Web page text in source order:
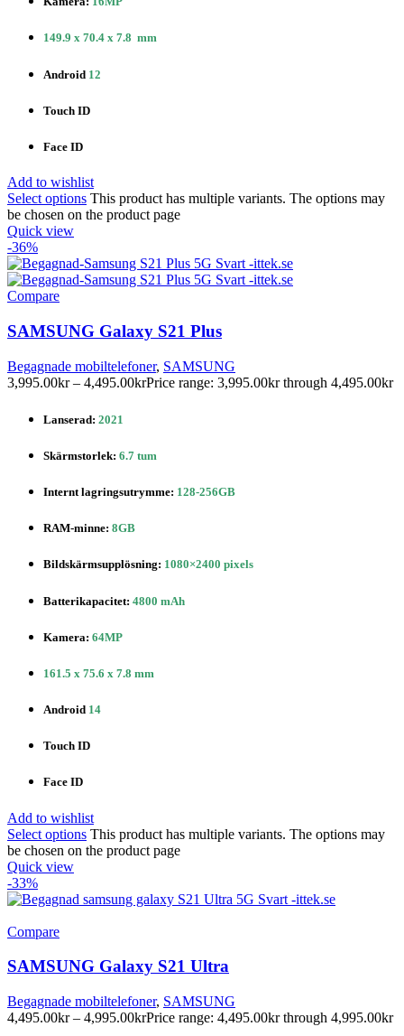
149.9 x 70.4 x 7.8 mm
Android 12
Touch ID
Face ID
Add to wishlist
Select options This product has multiple variants. The options may
be chosen on the product page
Quick view
-36%
Compare
SAMSUNG Galaxy S21 Plus
Begagnade mobiltelefoner, SAMSUNG
3,995.00kr – 4,495.00krPrice range: 3,995.00kr through 4,495.00kr
Lanserad: 2021
Skärmstorlek: 6.7 tum
Internt lagringsutrymme: 128-256GB
RAM-minne: 8GB
Bildskärmsupplösning: 1080×2400 pixels
Batterikapacitet: 4800 mAh
Kamera: 64MP
161.5 x 75.6 x 7.8 mm
Android 14
Touch ID
Face ID
Add to wishlist
Select options This product has multiple variants. The options may
be chosen on the product page
Quick view
-33%
Compare
SAMSUNG Galaxy S21 Ultra
Begagnade mobiltelefoner, SAMSUNG
4,495.00kr – 4,995.00krPrice range: 4,495.00kr through 4,995.00kr